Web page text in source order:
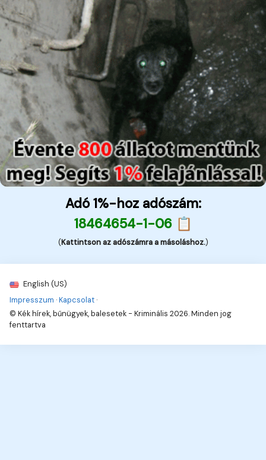
Adó 1%-hoz adószám:
18464654-1-06 📋
(Kattintson az adószámra a másoláshoz.)
English (US)
Impresszum ·Kapcsolat ·
© Kék hírek, bűnügyek, balesetek - Kriminális 2026. Minden jog
fenttartva